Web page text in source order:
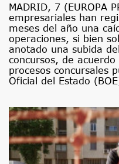
MADRID, 7 (EUROPA
empresariales han
meses del año una
operaciones, si bien
anotado una subida
concursos, de
procesos concursales
Oficial del Estado